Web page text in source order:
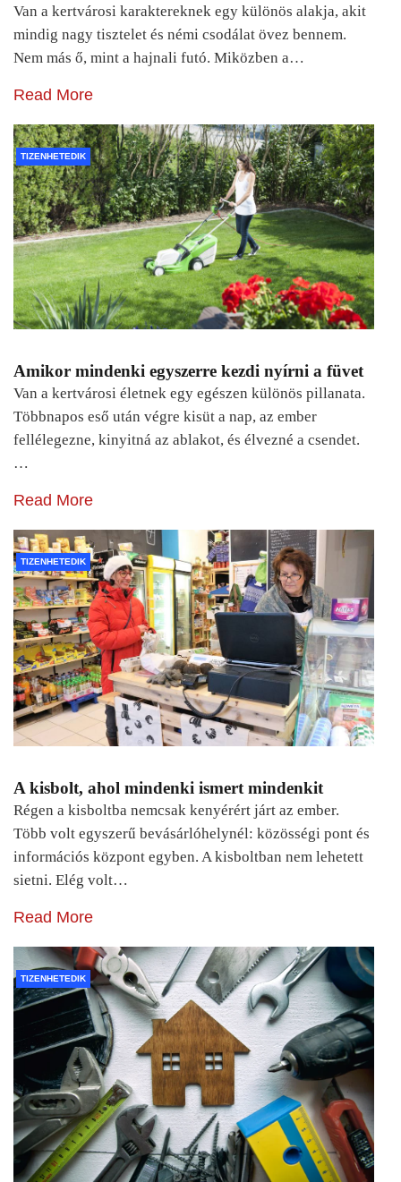
Van a kertvárosi karaktereknek egy különös alakja, akit
mindig nagy tisztelet és némi csodálat övez bennem.
Nem más ő, mint a hajnali futó. Miközben a…
Read More
TIZENHETEDIK
Amikor mindenki egyszerre kezdi nyírni a füvet
Van a kertvárosi életnek egy egészen különös pillanata.
Többnapos eső után végre kisüt a nap, az ember
fellélegezne, kinyitná az ablakot, és élvezné a csendet.
…
Read More
TIZENHETEDIK
A kisbolt, ahol mindenki ismert mindenkit
Régen a kisboltba nemcsak kenyérért járt az ember.
Több volt egyszerű bevásárlóhelynél: közösségi pont és
információs központ egyben. A kisboltban nem lehetett
sietni. Elég volt…
Read More
TIZENHETEDIK